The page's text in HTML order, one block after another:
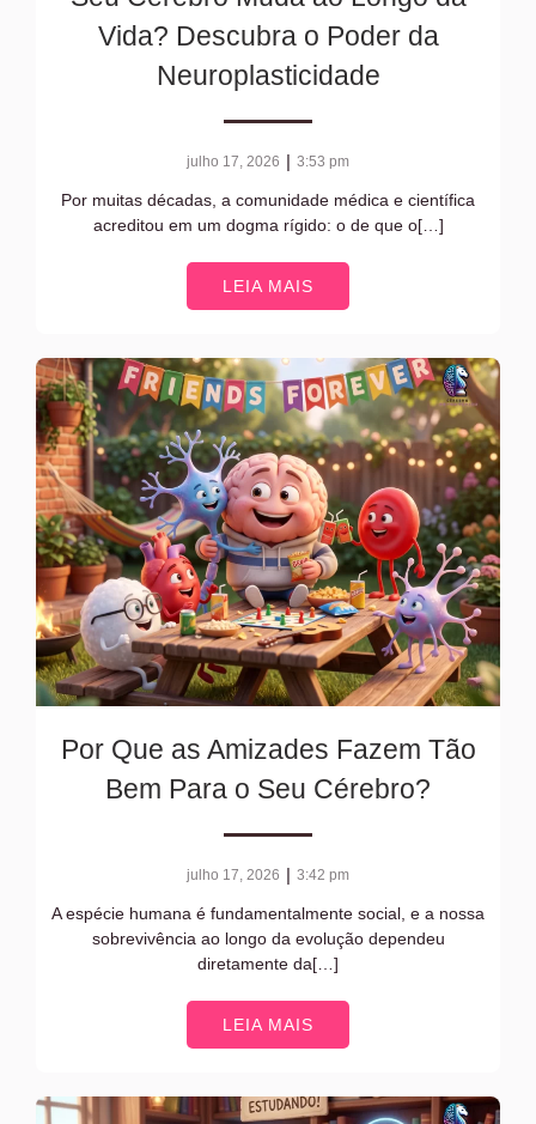
Vida? Descubra o Poder da
Neuroplasticidade
julho 17, 2026 | 3:53 pm
Por muitas décadas, a comunidade médica e científica
acreditou em um dogma rígido: o de que o[…]
LEIA MAIS
Por Que as Amizades Fazem Tão
Bem Para o Seu Cérebro?
julho 17, 2026 | 3:42 pm
A espécie humana é fundamentalmente social, e a nossa
sobrevivência ao longo da evolução dependeu
diretamente da[…]
LEIA MAIS